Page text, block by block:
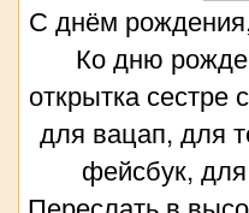
С днём
Ко дню
открытка
для вацап, для
фейсбук,